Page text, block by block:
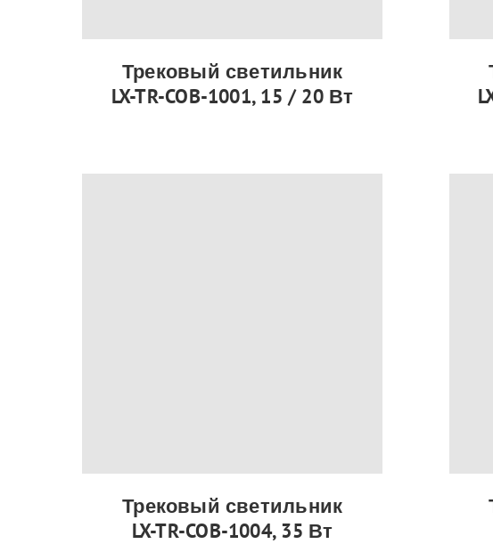
Трековый светильник
LX-TR-COB-1001, 15 / 20 Вт
Трековый светильник
LX-TR-COB-1004, 35 Вт